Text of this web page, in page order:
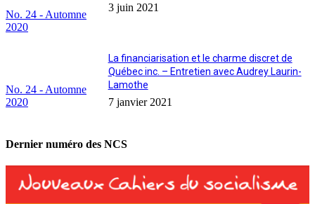
No. 24 - Automne
2020
3 juin 2021
No. 24 - Automne
2020
La financiarisation et le charme discret de
Québec inc. – Entretien avec Audrey Laurin-
Lamothe
7 janvier 2021
Dernier numéro des NCS